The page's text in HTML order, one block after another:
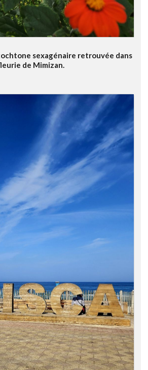
sexagénaire retrouvée dans
de Mimizan.